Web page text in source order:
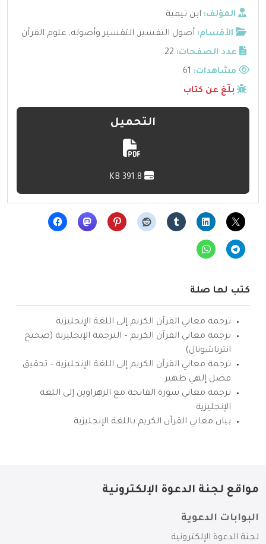
المؤلف: ابن تيمية
الأقسام: أصول التفسير, التفسير وأصوله, علوم القرآن
عدد الصفحات: 22
مشاهدات:
بلّغ عن كتاب
التحميل
كتب لها صلة
ترجمة معاني القرآن الكريم إلى اللغة الإنجليزية
ترجمة معاني القرآن الكريم – الترجمة الإنجليزية (صحيح
انترناشونال)
ترجمة معاني القرآن الكريم إلى اللغة الإنجليزية – تحقيق
فضل إلهي ظهير
ترجمة معاني سورة الفاتحة مع الزهراوين إلى اللغة
الإنجليزية
بيان معاني القرآن الكريم باللغة الإنجليزية
مواقع لجنة الدعوة الإلكترونية
البوابات الدعوية
لجنة الدعوة الإلكترونية